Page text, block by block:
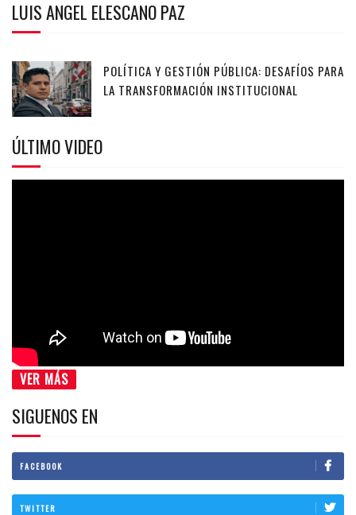
LUIS ANGEL ELESCANO PAZ
POLÍTICA Y GESTIÓN PÚBLICA: DESAFÍOS PARA
LA TRANSFORMACIÓN INSTITUCIONAL
ÚLTIMO VIDEO
VER MÁS
SIGUENOS EN
FACEBOOK
TWITTER